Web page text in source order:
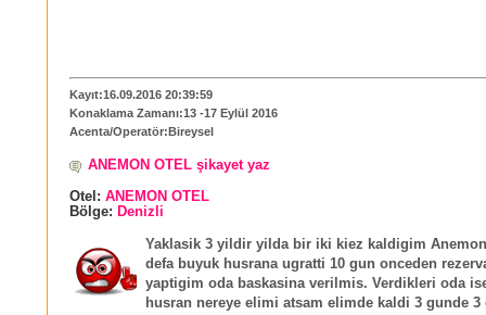
Kayıt:16.09.2016 20:39:59
Konaklama Zamanı:13 -17 Eylül 2016
Acenta/Operatör:Bireysel
ANEMON OTEL şikayet yaz
Otel: ANEMON OTEL
Bölge: Denizli
Yaklasik 3 yildir yilda bir iki kiez kaldigim
defa buyuk husrana ugratti 10 gun onceden
yaptigim oda baskasina verilmis. Verdikleri oda
husran nereye elimi atsam elimde kaldi 3 gunde 3